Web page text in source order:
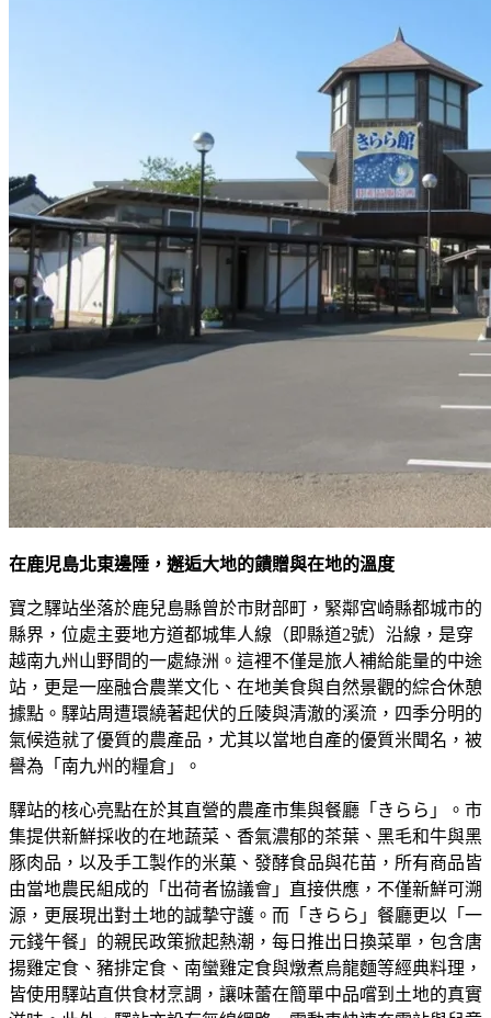
在鹿児島北東邊陲，邂逅大地的饋贈與在地的溫度
寶之驛站坐落於鹿兒島縣曾於市財部町，緊鄰宮崎縣都城市的
縣界，位處主要地方道都城隼人線（即縣道2號）沿線，是穿
越南九州山野間的一處綠洲。這裡不僅是旅人補給能量的中途
站，更是一座融合農業文化、在地美食與自然景觀的綜合休憩
據點。驛站周遭環繞著起伏的丘陵與清澈的溪流，四季分明的
氣候造就了優質的農產品，尤其以當地自產的優質米聞名，被
譽為「南九州的糧倉」。
驛站的核心亮點在於其直營的農產市集與餐廳「きらら」。市
集提供新鮮採收的在地蔬菜、香氣濃郁的茶葉、黑毛和牛與黑
豚肉品，以及手工製作的米菓、發酵食品與花苗，所有商品皆
由當地農民組成的「出荷者協議會」直接供應，不僅新鮮可溯
源，更展現出對土地的誠摯守護。而「きらら」餐廳更以「一
元錢午餐」的親民政策掀起熱潮，每日推出日換菜單，包含唐
揚雞定食、豬排定食、南蠻雞定食與燉煮烏龍麵等經典料理，
皆使用驛站直供食材烹調，讓味蕾在簡單中品嚐到土地的真實